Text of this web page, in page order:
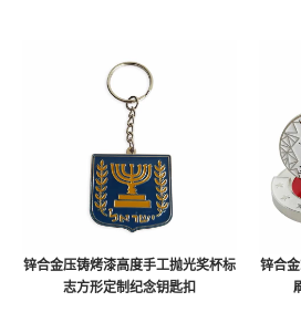
锌合金压铸烤漆高度手工抛光奖杯标
志方形定制纪念钥匙扣
锌合